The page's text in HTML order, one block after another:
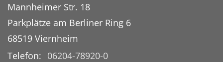
Mannheimer Str. 18
Parkplätze am Berliner Ring 6
68519 Viernheim
Telefon: 06204-78920-0